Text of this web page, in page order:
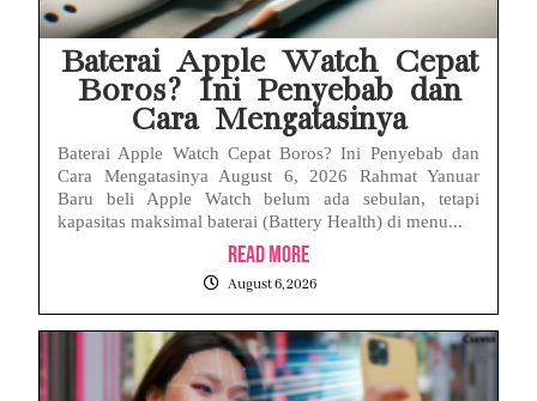
Baterai Apple Watch Cepat
Boros? Ini Penyebab dan
Cara Mengatasinya
Baterai Apple Watch Cepat Boros? Ini Penyebab dan
Cara Mengatasinya August 6, 2026 Rahmat Yanuar
Baru beli Apple Watch belum ada sebulan, tetapi
kapasitas maksimal baterai (Battery Health) di menu...
Read More
August 6, 2026